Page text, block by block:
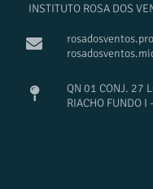
INSTITUTO ROSA DOS
QN 01 CONJ. 27
RIACHO FUNDO